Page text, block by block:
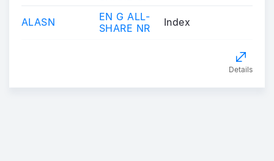
ALASN
EN G ALL-
SHARE NR
Index
Details